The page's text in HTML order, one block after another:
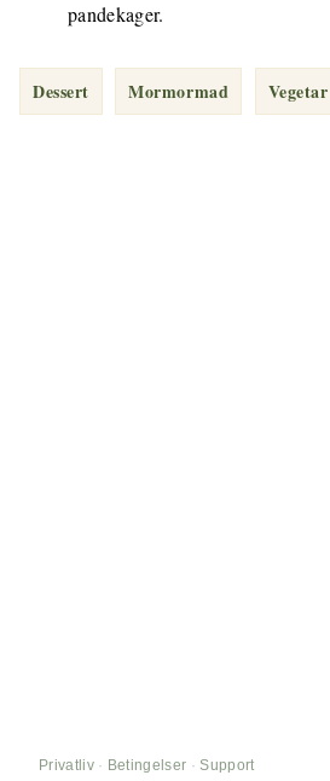
pandekager.
Dessert Mormormad Vegetar
Privatliv· Betingelser · Support